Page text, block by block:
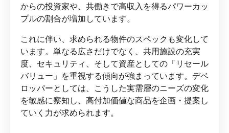
からの投資家や、共働きで高収入を得るパワーカッ
プルの割合が増加しています。
これに伴い、求められる物件のスペックも変化して
います。単なる広さだけでなく、共用施設の充実
度、セキュリティ、そして資産としての「リセール
バリュー」を重視する傾向が強まっています。デベ
ロッパーとしては、こうした実需層のニーズの変化
を敏感に察知し、高付加価値な商品を企画・提案し
ていく力が求められます。